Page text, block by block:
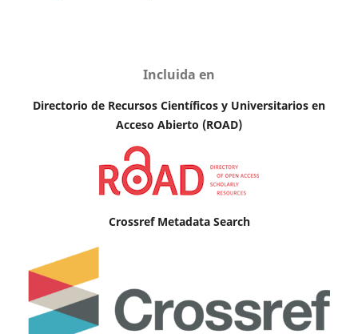
Incluida en
Directorio de Recursos Científicos y Universitarios en
Acceso Abierto (ROAD)
Crossref Metadata Search